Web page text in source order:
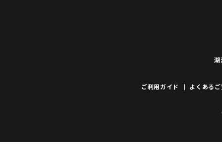
湖
ご利用ガイド よくある